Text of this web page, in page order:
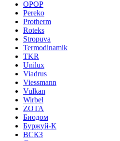
OPOP
Pereko
Protherm
Roteks
Stropuva
Termodinamik
TKR
Unilux
Viadrus
Viessmann
Vulkan
Wirbel
ZOTA
Биодом
Буржуй-К
ВСКЗ